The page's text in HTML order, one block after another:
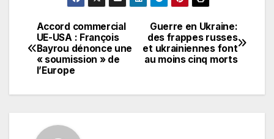
Navigation
de
l’article
Guerre en Ukraine:
des frappes russes
et ukrainiennes font
au moins cinq morts
Accord commercial
UE-USA : François
Bayrou dénonce une
« soumission » de
l’Europe